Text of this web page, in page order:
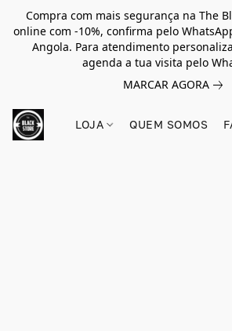
Compra com mais segurança na The
online com -10%, confirma pelo
Angola. Para atendimento
agenda a tua visita pelo
MARCAR AGORA
LOJA QUEM SOMOS